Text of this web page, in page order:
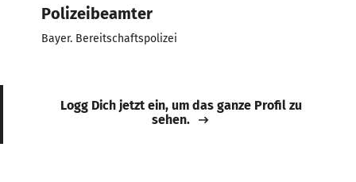
Polizeibeamter
Bayer. Bereitschaftspolizei
Logg Dich jetzt ein, um das ganze Profil zu
sehen.